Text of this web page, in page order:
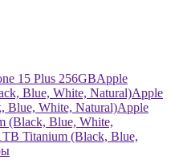
15 Plus 256GBApple
Blue, White, Natural)Apple
Blue, White, Natural)Apple
(Black, Blue, White,
Titanium (Black, Blue,